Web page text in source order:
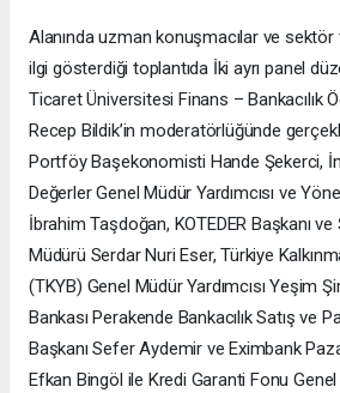
Alanında uzman konuşmacılar ve
ilgi gösterdiği toplantıda İki ayrı panel
Ticaret Üniversitesi Finans – Bankacılık
Recep Bildik’in moderatörlüğünde
Portföy Başekonomisti Hande Şekerci,
Değerler Genel Müdür Yardımcısı ve
İbrahim Taşdoğan, KOTEDER Başkanı ve
Müdürü Serdar Nuri Eser, Türkiye
(TKYB) Genel Müdür Yardımcısı Yeşim
Bankası Perakende Bankacılık Satış ve
Başkanı Sefer Aydemir ve Eximbank
Efkan Bingöl ile Kredi Garanti Fonu Genel